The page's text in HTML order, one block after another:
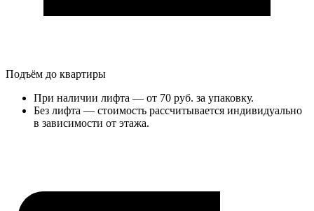
Подъём до квартиры
При наличии лифта — от 70 руб. за упаковку.
Без лифта — стоимость рассчитывается индивидуально
в зависимости от этажа.